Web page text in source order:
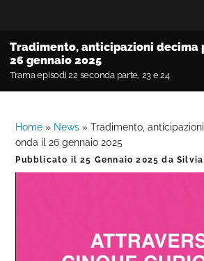
Tradimento, anticipazioni decima
26 gennaio 2025
Trama episodi 22 seconda parte, 23 e 24
Home » News »Tradimento,
onda il 26 gennaio 2025
Pubblicato il25 Gennaio 2025 da